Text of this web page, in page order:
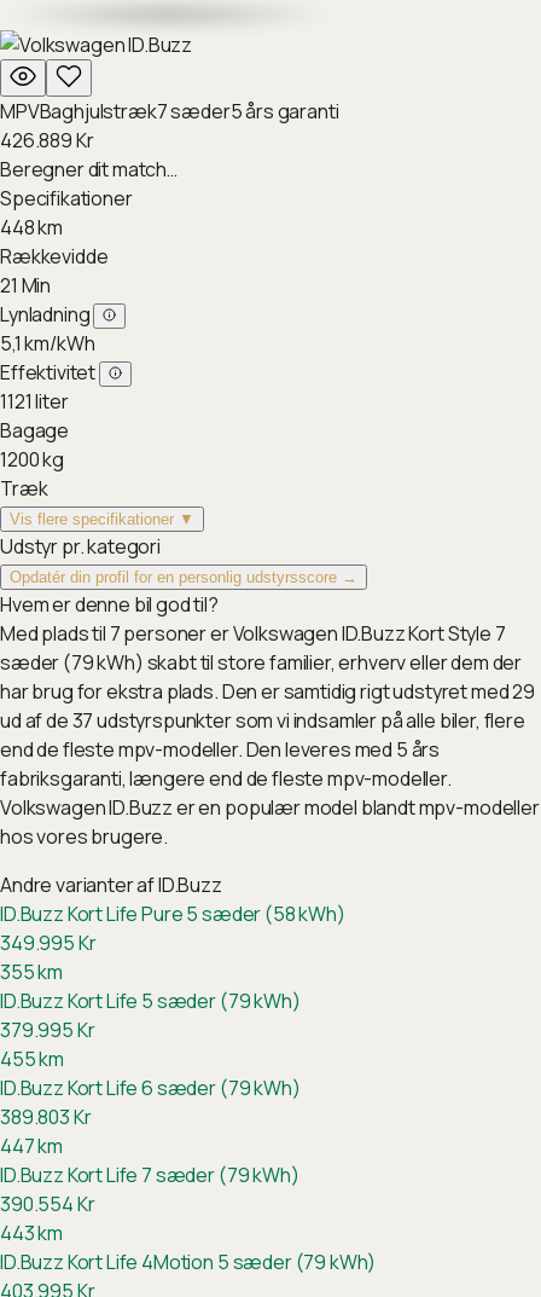
MPVBaghjulstræk7sæder5års garanti
426.889Kr
Beregner dit match…
Specifikationer
448km
Rækkevidde
21 Min
Lynladning
5,1km/kWh
Effektivitet
1121liter
Bagage
1200kg
Træk
Vis flere specifikationer ▼
Udstyr pr. kategori
Opdatér din profil for en personlig udstyrsscore →
Hvem er denne bil god til?
Med plads til 7 personer er Volkswagen ID.Buzz Kort Style 7
sæder (79 kWh) skabt til store familier, erhverv eller dem der
har brug for ekstra plads. Den er samtidig rigt udstyret med 29
ud af de 37 udstyrspunkter som vi indsamler på alle biler, flere
end de fleste mpv-modeller. Den leveres med 5 års
fabriksgaranti, længere end de fleste mpv-modeller.
Volkswagen ID.Buzz er en populær model blandt mpv-modeller
hos vores brugere.
Andre varianter afID.Buzz
ID.Buzz Kort Life Pure 5 sæder (58 kWh)
349.995Kr
355km
ID.Buzz Kort Life 5 sæder (79 kWh)
379.995Kr
455km
ID.Buzz Kort Life 6 sæder (79 kWh)
389.803Kr
447km
ID.Buzz Kort Life 7 sæder (79 kWh)
390.554Kr
443km
ID.Buzz Kort Life 4Motion 5 sæder (79 kWh)
403.995Kr